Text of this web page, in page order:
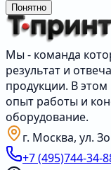
Понятно
Мы - команда
результат и
продукции. В
опыт работы и
оборудование.
г. Москва, ул.
+7 (495)744-34-